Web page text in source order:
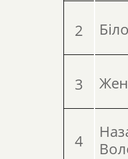
2
3
4